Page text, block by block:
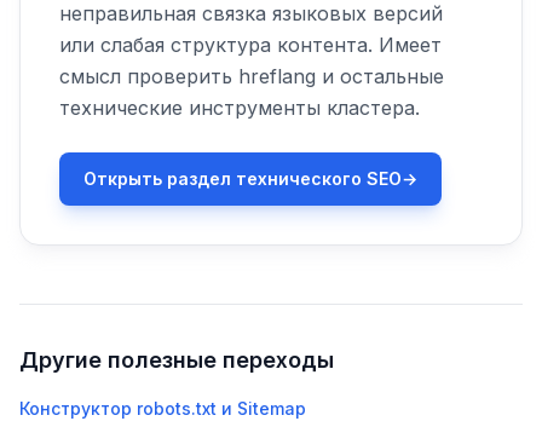
неправильная связка языковых версий
или слабая структура контента. Имеет
смысл проверить hreflang и остальные
технические инструменты кластера.
Открыть раздел технического SEO→
Другие полезные переходы
Конструктор robots.txt и Sitemap